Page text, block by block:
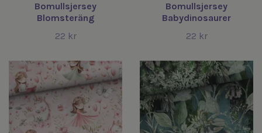
Bomullsjersey
Blomsteräng
22 kr
Bomullsjersey
Babydinosaurer
22 kr